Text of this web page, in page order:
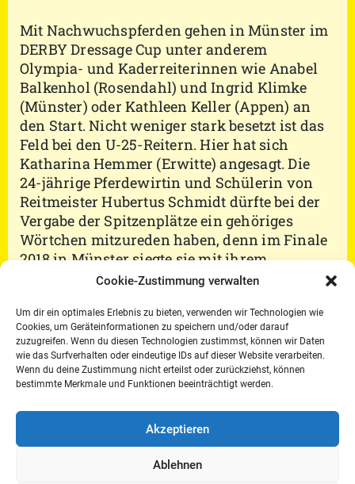
Cookie-Zustimmung verwalten
Um dir ein optimales Erlebnis zu bieten, verwenden wir Technologien wie
Cookies, um Geräteinformationen zu speichern und/oder darauf
zuzugreifen. Wenn du diesen Technologien zustimmst, können wir Daten
wie das Surfverhalten oder eindeutige IDs auf dieser Website verarbeiten.
Wenn du deine Zustimmung nicht erteilst oder zurückziehst, können
bestimmte Merkmale und Funktionen beeinträchtigt werden.
Akzeptieren
Ablehnen
Mit Nachwuchspferden gehen in Münster im
DERBY Dressage Cup unter anderem
Olympia- und Kaderreiterinnen wie Anabel
Balkenhol (Rosendahl) und Ingrid Klimke
(Münster) oder Kathleen Keller (Appen) an
den Start. Nicht weniger stark besetzt ist das
Feld bei den U-25-Reitern. Hier hat sich
Katharina Hemmer (Erwitte) angesagt. Die
24-jährige Pferdewirtin und Schülerin von
Reitmeister Hubertus Schmidt dürfte bei der
Vergabe der Spitzenplätze ein gehöriges
Wörtchen mitzureden haben, denn im Finale
2018 in Münster siegte sie mit ihrem
Oldenburger Don Larino-Sohn Don Angelo.
Ambitionen auf einen Podest-Platz haben.
Schließlich war die 20-Jährige im
vergangenen Jahr Dritte im Finale.
In der Halle Münsterland bestreiten die
Teilnehmer bereits am Donnerstag, den 10.
Januar, ihre erste Runde auf dem Niveau der
Klasse Intermediaire II, bei der sich
herausstellen wird, wer zu den glücklichen
Reitern gehört, die am Samstag im Finale